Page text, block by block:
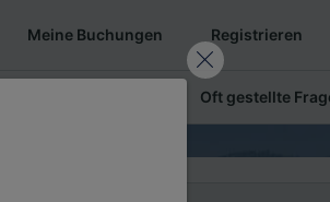
Meine Buchungen Registrieren
Oft gestellte